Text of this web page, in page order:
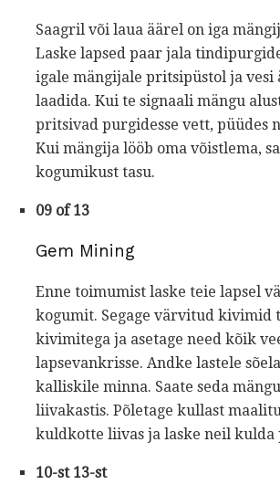
Saagril või laua äärel on iga
Laske lapsed paar jala
igale mängijale pritsipüstol ja vesi
laadida. Kui te signaali mängu
pritsivad purgidesse vett, püüdes
Kui mängija lööb oma võistlema,
kogumikust tasu.
09 of 13
Gem Mining
Enne toimumist laske teie lapsel
kogumit. Segage värvitud kivimid
kivimitega ja asetage need kõik
lapsevankrisse. Andke lastele
kalliskile minna. Saate seda
liivakastis. Põletage kullast
kuldkotte liivas ja laske neil kulda
10-st 13-st